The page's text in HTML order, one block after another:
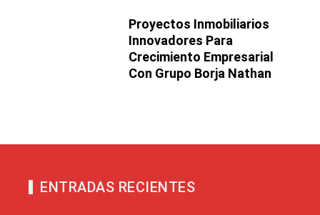
Proyectos Inmobiliarios
Innovadores Para
Crecimiento Empresarial
Con Grupo Borja Nathan
ENTRADAS RECIENTES